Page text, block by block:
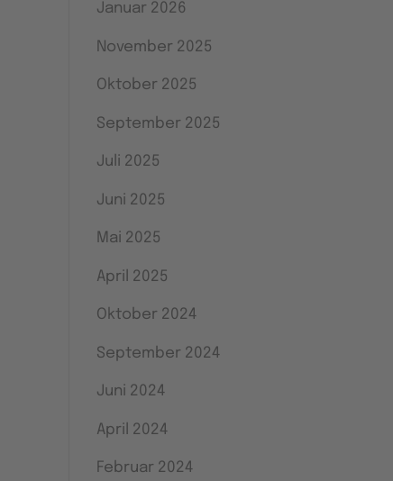
Januar 2026
November 2025
Oktober 2025
September 2025
Juli 2025
Juni 2025
Mai 2025
April 2025
Oktober 2024
September 2024
Juni 2024
April 2024
Februar 2024